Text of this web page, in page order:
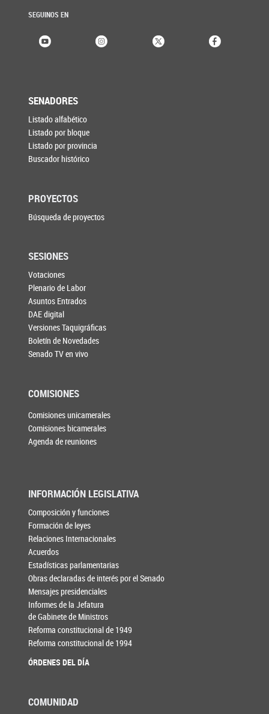
SEGUINOS EN
SENADORES
Listado alfabético
Listado por bloque
Listado por provincia
Buscador histórico
PROYECTOS
Búsqueda de proyectos
SESIONES
Votaciones
Plenario de Labor
Asuntos Entrados
DAE digital
Versiones Taquigráficas
Boletín de Novedades
Senado TV en vivo
COMISIONES
Comisiones unicamerales
Comisiones bicamerales
Agenda de reuniones
INFORMACIÓN LEGISLATIVA
Composición y funciones
Formación de leyes
Relaciones Internacionales
Acuerdos
Estadísticas parlamentarias
Obras declaradas de interés por el Senado
Mensajes presidenciales
Informes de la Jefatura
de Gabinete de Ministros
Reforma constitucional de 1949
Reforma constitucional de 1994
ÓRDENES DEL DÍA
COMUNIDAD